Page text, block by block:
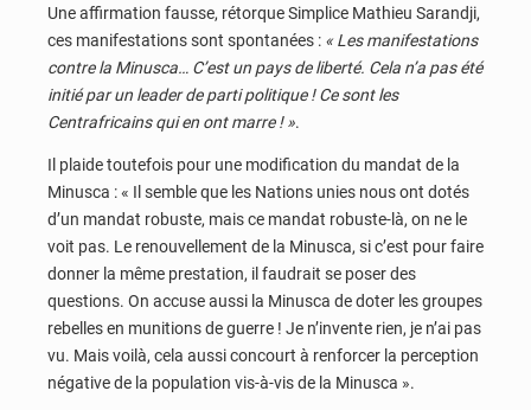
Une affirmation fausse, rétorque Simplice Mathieu Sarandji,
ces manifestations sont spontanées : « Les manifestations
contre la Minusca… C’est un pays de liberté. Cela n’a pas été
initié par un leader de parti politique ! Ce sont les
Centrafricains qui en ont marre ! ».
Il plaide toutefois pour une modification du mandat de la
Minusca : « Il semble que les Nations unies nous ont dotés
d’un mandat robuste, mais ce mandat robuste-là, on ne le
voit pas. Le renouvellement de la Minusca, si c’est pour faire
donner la même prestation, il faudrait se poser des
questions. On accuse aussi la Minusca de doter les groupes
rebelles en munitions de guerre ! Je n’invente rien, je n’ai pas
vu. Mais voilà, cela aussi concourt à renforcer la perception
négative de la population vis-à-vis de la Minusca ».